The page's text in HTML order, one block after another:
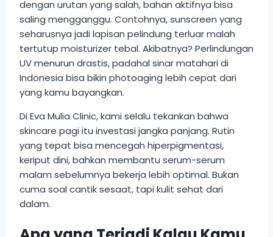
dengan urutan yang salah, bahan aktifnya bisa
saling mengganggu. Contohnya, sunscreen yang
seharusnya jadi lapisan pelindung terluar malah
tertutup moisturizer tebal. Akibatnya? Perlindungan
UV menurun drastis, padahal sinar matahari di
Indonesia bisa bikin photoaging lebih cepat dari
yang kamu bayangkan.
Di Eva Mulia Clinic, kami selalu tekankan bahwa
skincare pagi itu investasi jangka panjang. Rutin
yang tepat bisa mencegah hiperpigmentasi,
keriput dini, bahkan membantu serum-serum
malam sebelumnya bekerja lebih optimal. Bukan
cuma soal cantik sesaat, tapi kulit sehat dari
dalam.